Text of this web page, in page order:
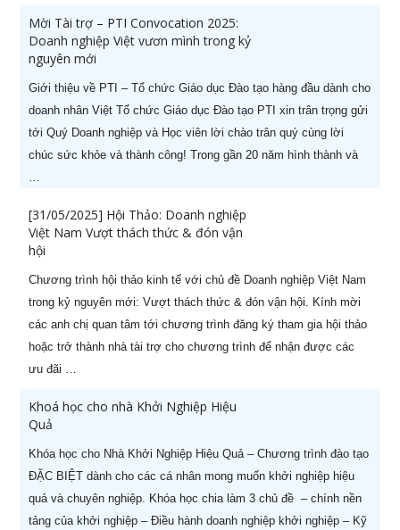
Mời Tài trợ – PTI Convocation 2025:
Doanh nghiệp Việt vươn mình trong kỷ
nguyên mới
Giới thiệu về PTI – Tổ chức Giáo dục Đào tạo hàng đầu dành cho
doanh nhân Việt Tổ chức Giáo dục Đào tạo PTI xin trân trọng gửi
tới Quý Doanh nghiệp và Học viên lời chào trân quý cùng lời
chúc sức khỏe và thành công! Trong gần 20 năm hình thành và
…
[31/05/2025] Hội Thảo: Doanh nghiệp
Việt Nam Vượt thách thức & đón vận
hội
Chương trình hội thảo kinh tế với chủ đề Doanh nghiệp Việt Nam
trong kỷ nguyên mới: Vượt thách thức & đón vận hội. Kính mời
các anh chị quan tâm tới chương trình đăng ký tham gia hội thảo
hoặc trở thành nhà tài trợ cho chương trình để nhận được các
ưu đãi …
Khoá học cho nhà Khởi Nghiệp Hiệu
Quả
Khóa học cho Nhà Khởi Nghiệp Hiệu Quả – Chương trình đào tạo
ĐẶC BIỆT dành cho các cá nhân mong muốn khởi nghiệp hiệu
quả và chuyên nghiệp. Khóa học chia làm 3 chủ đề – chính nền
tảng của khởi nghiệp – Điều hành doanh nghiệp khởi nghiệp – Kỹ
Ưu đãi lên tới60%cho học viên đăng ký sớm
giảng
1
Khoá học Nâng cao năng lực
quản lý cấp Trung (-50%)
29/08/2026